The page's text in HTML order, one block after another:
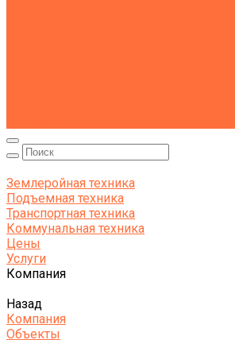
Землеройная техника
Подъемная техника
Транспортная техника
Коммунальная техника
Цены
Услуги
Компания
Назад
Компания
Объекты